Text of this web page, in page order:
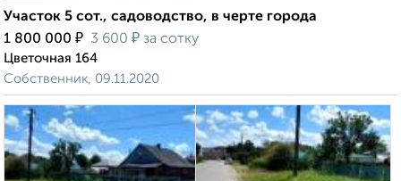
Участок 5 сот., садоводство, в черте города
1 800 000 ₽ 3 600 ₽ за сотку
Цветочная 164
Собственник, 09.11.2020